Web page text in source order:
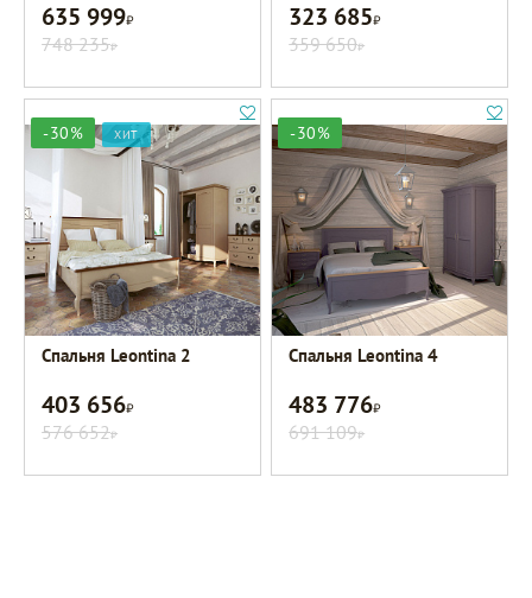
635 999Р
748 235Р
323 685Р
359 650Р
-30% ХИТ
Спальня Leontina 2
403 656Р
576 652Р
-30%
Спальня Leontina 4
483 776Р
691 109Р